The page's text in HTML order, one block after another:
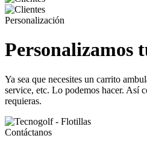
Personalización
Personalizamos
Ya sea que necesites un carrito
service, etc. Lo podemos hacer. Así
requieras.
Contáctanos